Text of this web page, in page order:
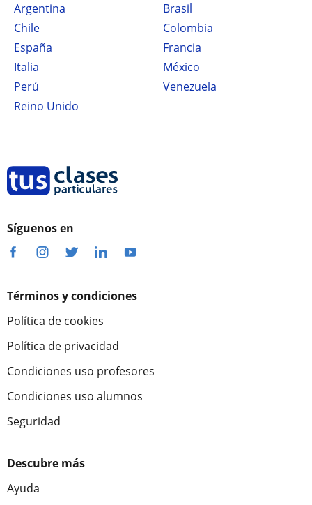
Argentina
Brasil
Chile
Colombia
España
Francia
Italia
México
Perú
Venezuela
Reino Unido
Síguenos en
Términos y condiciones
Política de cookies
Política de privacidad
Condiciones uso profesores
Condiciones uso alumnos
Seguridad
Descubre más
Ayuda